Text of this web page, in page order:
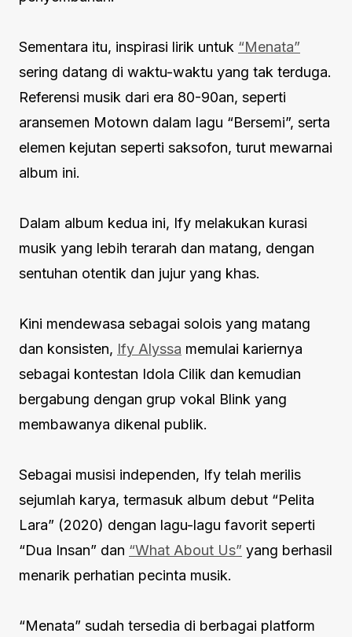
Sementara itu, inspirasi lirik untuk “Menata”
sering datang di waktu-waktu yang tak terduga.
Referensi musik dari era 80-90an, seperti
aransemen Motown dalam lagu “Bersemi”, serta
elemen kejutan seperti saksofon, turut mewarnai
album ini.
Dalam album kedua ini, Ify melakukan kurasi
musik yang lebih terarah dan matang, dengan
sentuhan otentik dan jujur yang khas.
Kini mendewasa sebagai solois yang matang
dan konsisten, Ify Alyssa memulai kariernya
sebagai kontestan Idola Cilik dan kemudian
bergabung dengan grup vokal Blink yang
membawanya dikenal publik.
Sebagai musisi independen, Ify telah merilis
sejumlah karya, termasuk album debut “Pelita
Lara” (2020) dengan lagu-lagu favorit seperti
“Dua Insan” dan “What About Us” yang berhasil
menarik perhatian pecinta musik.
“Menata” sudah tersedia di berbagai platform